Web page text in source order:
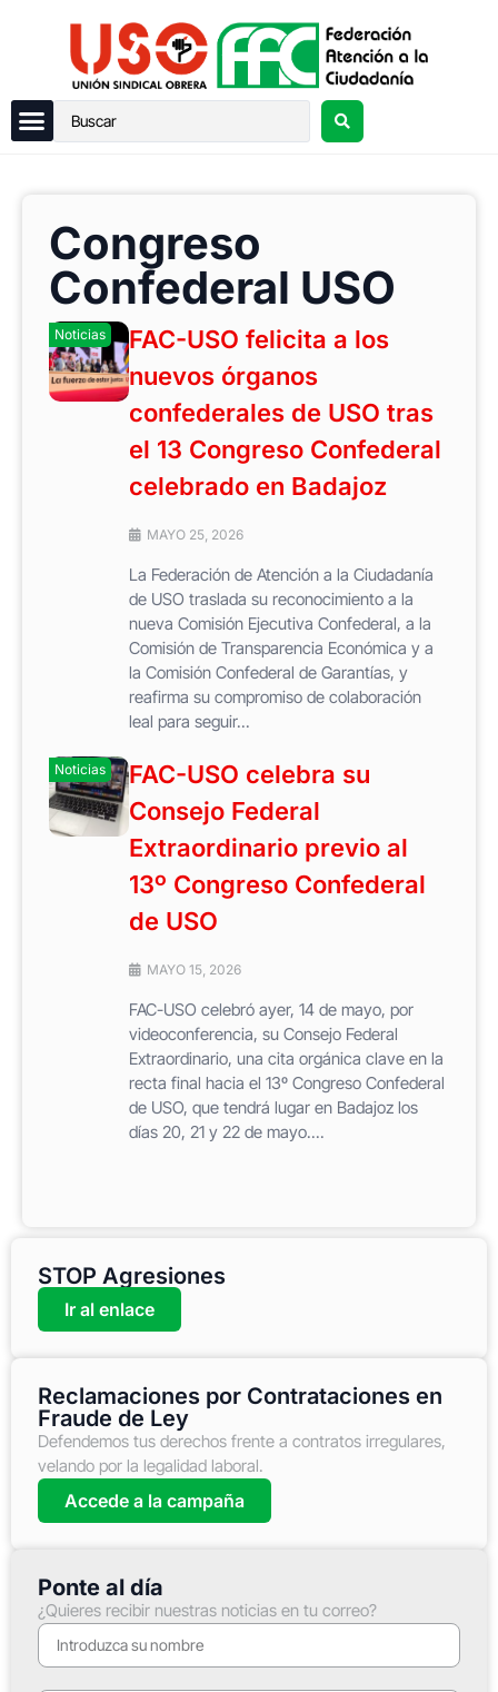
Congreso
Confederal USO
Noticias
FAC-USO felicita a los
nuevos órganos
confederales de USO tras
el 13 Congreso Confederal
celebrado en Badajoz
MAYO 25, 2026
La Federación de Atención a la Ciudadanía
de USO traslada su reconocimiento a la
nueva Comisión Ejecutiva Confederal, a la
Comisión de Transparencia Económica y a
la Comisión Confederal de Garantías, y
reafirma su compromiso de colaboración
leal para seguir...
Noticias
FAC-USO celebra su
Consejo Federal
Extraordinario previo al
13º Congreso Confederal
de USO
MAYO 15, 2026
FAC-USO celebró ayer, 14 de mayo, por
videoconferencia, su Consejo Federal
Extraordinario, una cita orgánica clave en la
recta final hacia el 13º Congreso Confederal
de USO, que tendrá lugar en Badajoz los
días 20, 21 y 22 de mayo....
STOP Agresiones
Ir al enlace
Reclamaciones por Contrataciones en
Fraude de Ley
Defendemos tus derechos frente a contratos irregulares,
velando por la legalidad laboral.
Accede a la campaña
Ponte al día
¿Quieres recibir nuestras noticias en tu correo?